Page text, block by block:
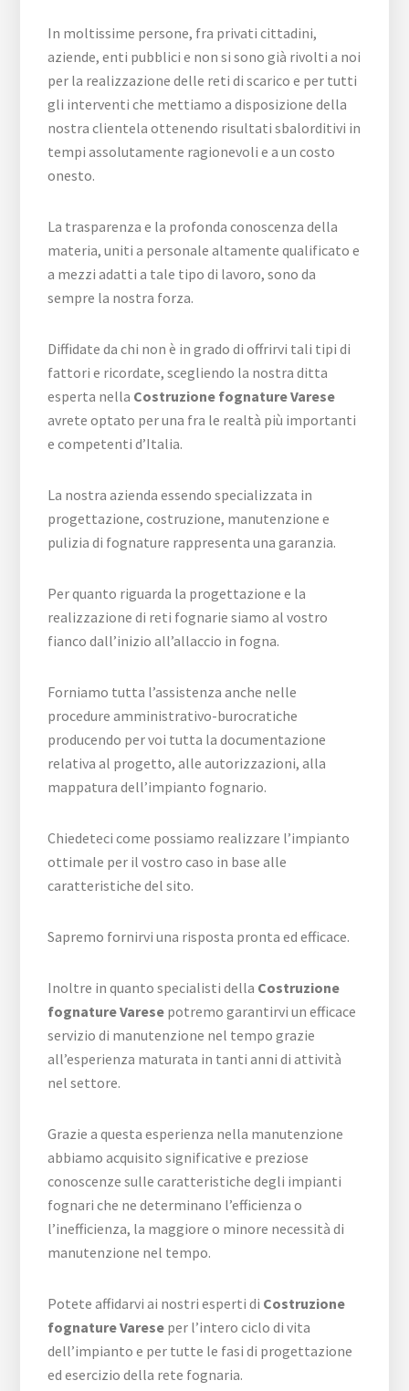
In moltissime persone, fra privati cittadini,
aziende, enti pubblici e non si sono già rivolti a noi
per la realizzazione delle reti di scarico e per tutti
gli interventi che mettiamo a disposizione della
nostra clientela ottenendo risultati sbalorditivi in
tempi assolutamente ragionevoli e a un costo
onesto.
La trasparenza e la profonda conoscenza della
materia, uniti a personale altamente qualificato e
a mezzi adatti a tale tipo di lavoro, sono da
sempre la nostra forza.
Diffidate da chi non è in grado di offrirvi tali tipi di
fattori e ricordate, scegliendo la nostra ditta
esperta nella Costruzione fognature Varese
avrete optato per una fra le realtà più importanti
e competenti d’Italia.
La nostra azienda essendo specializzata in
progettazione, costruzione, manutenzione e
pulizia di fognature rappresenta una garanzia.
Per quanto riguarda la progettazione e la
realizzazione di reti fognarie siamo al vostro
fianco dall’inizio all’allaccio in fogna.
Forniamo tutta l’assistenza anche nelle
procedure amministrativo-burocratiche
producendo per voi tutta la documentazione
relativa al progetto, alle autorizzazioni, alla
mappatura dell’impianto fognario.
Chiedeteci come possiamo realizzare l’impianto
ottimale per il vostro caso in base alle
caratteristiche del sito.
Sapremo fornirvi una risposta pronta ed efficace.
Inoltre in quanto specialisti della Costruzione
fognature Varese potremo garantirvi un efficace
servizio di manutenzione nel tempo grazie
all’esperienza maturata in tanti anni di attività
nel settore.
Grazie a questa esperienza nella manutenzione
abbiamo acquisito significative e preziose
conoscenze sulle caratteristiche degli impianti
fognari che ne determinano l’efficienza o
l’inefficienza, la maggiore o minore necessità di
manutenzione nel tempo.
Potete affidarvi ai nostri esperti di Costruzione
fognature Varese per l’intero ciclo di vita
dell’impianto e per tutte le fasi di progettazione
ed esercizio della rete fognaria.